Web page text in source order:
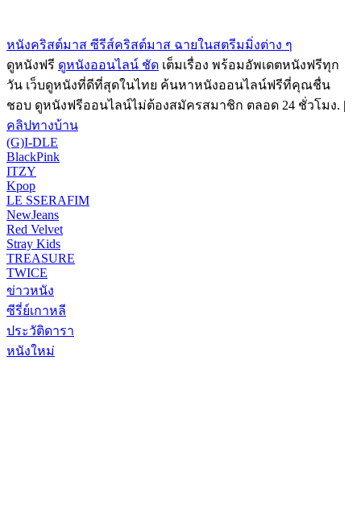
หนังคริสต์มาส ซีรีส์คริสต์มาส ฉายในสตรีมมิ่งต่าง ๆ
ดูหนังฟรี ดูหนังออนไลน์ ชัด เต็มเรื่อง พร้อมอัพเดตหนังฟรีทุก
วัน เว็บดูหนังที่ดีที่สุดในไทย ค้นหาหนังออนไลน์ฟรีที่คุณชื่น
ชอบ ดูหนังฟรีออนไลน์ไม่ต้องสมัครสมาชิก ตลอด 24 ชั่วโมง. |
คลิปทางบ้าน
(G)I-DLE
BlackPink
ITZY
Kpop
LE SSERAFIM
NewJeans
Red Velvet
Stray Kids
TREASURE
TWICE
ข่าวหนัง
ซีรี่ย์เกาหลี
ประวัติดารา
หนังใหม่